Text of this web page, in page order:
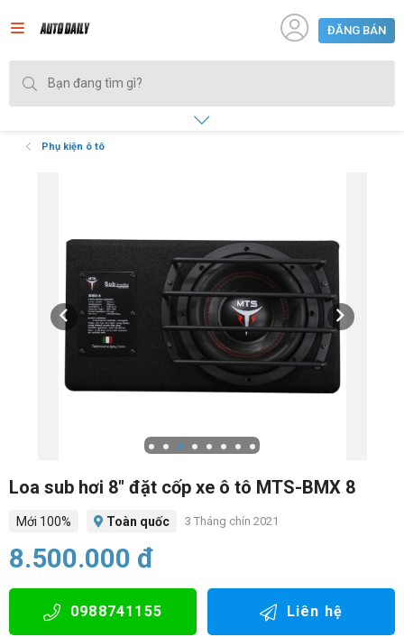
ĐĂNG BÁN
Phụ kiện ô tô
Loa sub hơi 8″ đặt cốp xe ô tô MTS-BMX 8
Mới 100% Toàn quốc 3 Tháng chín 2021
8.500.000 đ
0988741155 Liên hệ